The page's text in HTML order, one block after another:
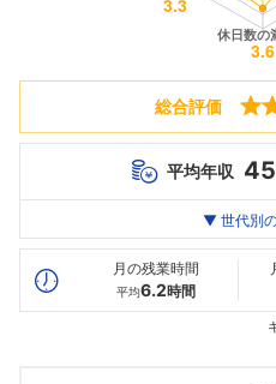
総合評価
平均年収
最高年収
20代
694万
▼ 世代別
月の残業時間
平均6.2時間